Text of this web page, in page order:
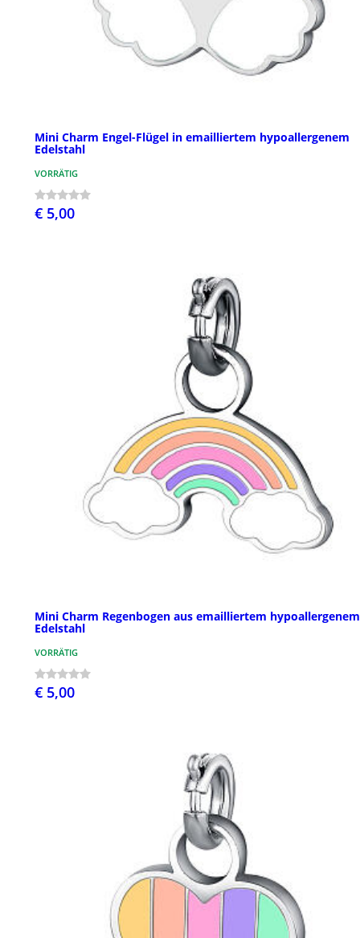
Mini Charm Engel-Flügel in emailliertem hypoallergenem
Edelstahl
VORRÄTIG
€ 5,00
Mini Charm Regenbogen aus emailliertem hypoallergenem
Edelstahl
VORRÄTIG
€ 5,00